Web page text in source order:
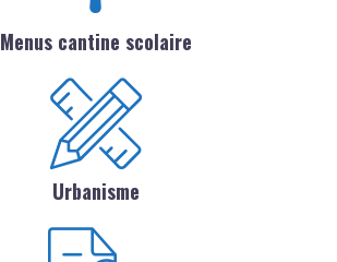
Menus cantine scolaire
Urbanisme